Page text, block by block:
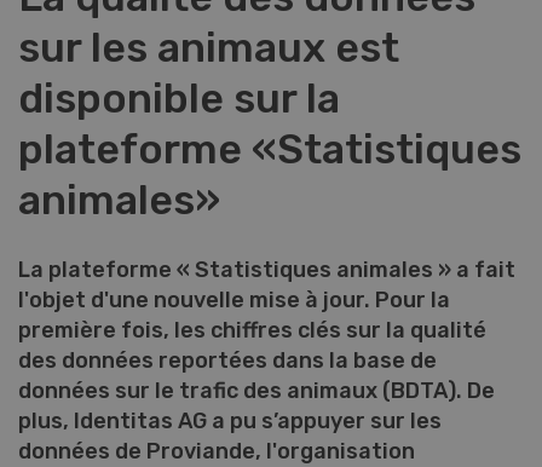
sur les animaux est
disponible sur la
plateforme «Statistiques
animales»
La plateforme « Statistiques animales » a fait
l'objet d'une nouvelle mise à jour. Pour la
première fois, les chiffres clés sur la qualité
des données reportées dans la base de
données sur le trafic des animaux (BDTA). De
plus, Identitas AG a pu s’appuyer sur les
données de Proviande, l'organisation